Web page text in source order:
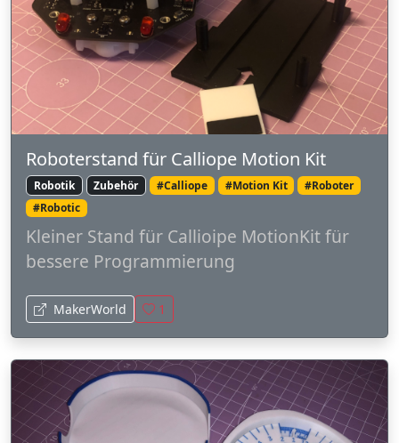
Roboterstand für Calliope Motion Kit
Robotik Zubehör #Calliope #Motion Kit
#Roboter
#Robotic
Kleiner Stand für Callioipe MotionKit für
bessere Programmierung
MakerWorld 1